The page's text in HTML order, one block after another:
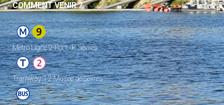
COMMENT VENIR ?
Metro Ligne 9-Pont de Sèvres
Tramway T2-Musée de Sèvres